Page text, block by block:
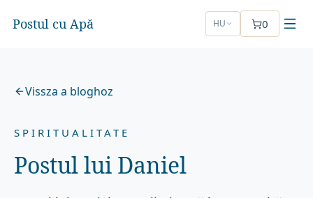
Postul cu Apă HU 0
Vissza a bloghoz
SPIRITUALITATE
Postul lui Daniel